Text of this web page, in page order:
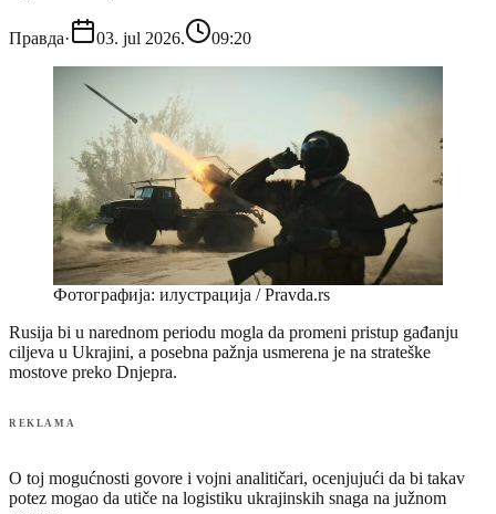
Правда· 03. jul 2026. 09:20
Фотографија: илустрација / Pravda.rs
Rusija bi u narednom periodu mogla da promeni pristup gađanju
ciljeva u Ukrajini, a posebna pažnja usmerena je na strateške
mostove preko Dnjepra.
REKLAMA
O toj mogućnosti govore i vojni analitičari, ocenjujući da bi takav
potez mogao da utiče na logistiku ukrajinskih snaga na južnom